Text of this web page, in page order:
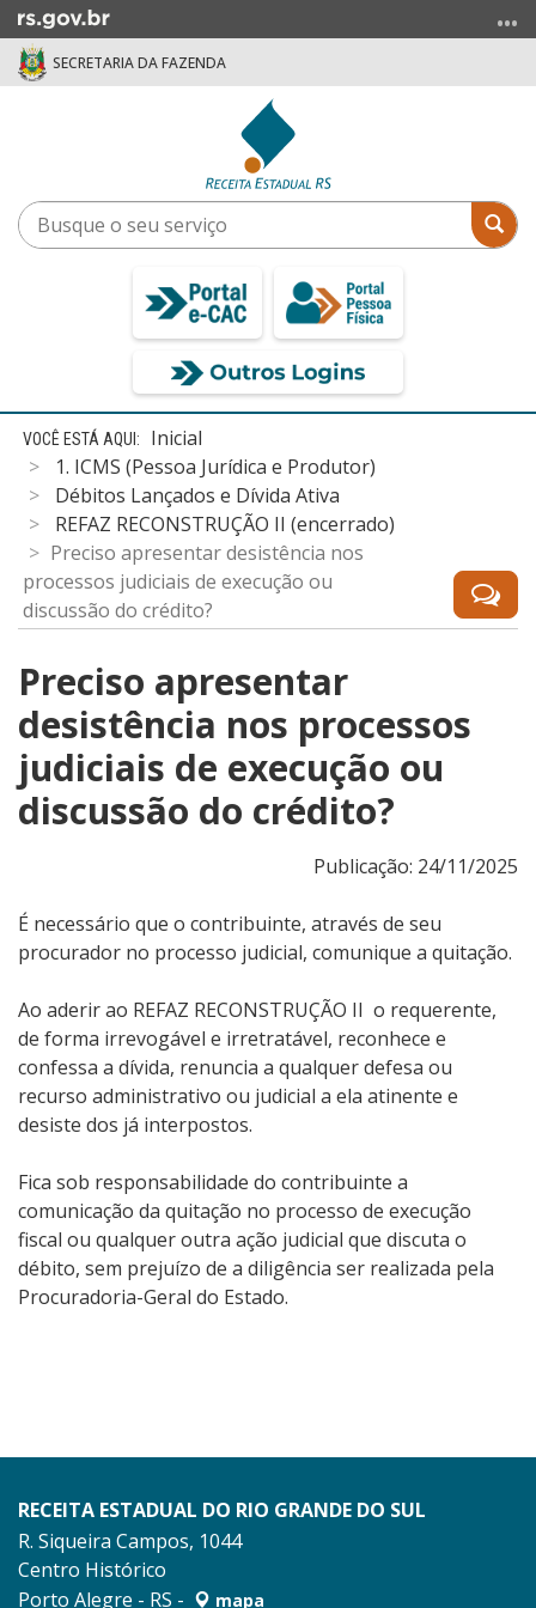
para
menu
SECRETARIA DA FAZENDA
Busque
o
Início
conteúdo
Inicial
1. ICMS (Pessoa Jurídica e Produtor)
Débitos Lançados e Dívida Ativa
REFAZ RECONSTRUÇÃO II (encerrado)
Preciso apresentar desistência nos
processos judiciais de execução ou
discussão do crédito?
Preciso apresentar
desistência nos processos
judiciais de execução ou
discussão do crédito?
Publicação: 24/11/2025
É necessário que o contribuinte, através de seu
procurador no processo judicial, comunique a quitação.
Ao aderir ao REFAZ RECONSTRUÇÃO II o requerente,
de forma irrevogável e irretratável, reconhece e
confessa a dívida, renuncia a qualquer defesa ou
recurso administrativo ou judicial a ela atinente e
desiste dos já interpostos.
Fica sob responsabilidade do contribuinte a
comunicação da quitação no processo de execução
fiscal ou qualquer outra ação judicial que discuta o
débito, sem prejuízo de a diligência ser realizada pela
Procuradoria-Geral do Estado.
RECEITA ESTADUAL DO RIO GRANDE DO SUL
R. Siqueira Campos, 1044
Centro Histórico
Porto Alegre - RS -
mapa